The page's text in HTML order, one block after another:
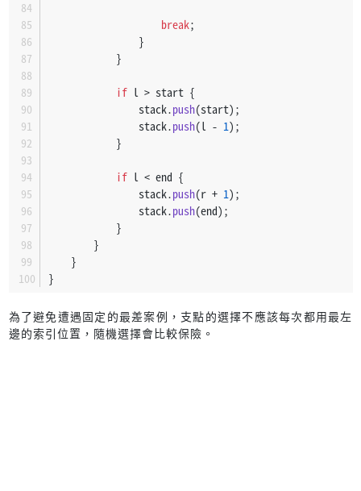
break;
                }
            }
if l > start {
                stack.
push(start);
                stack.
push(l - 1);
            }
if l < end {
                stack.
push(r + 1);
                stack.
push(end);
            }
        }
    }
}
為了避免遭遇固定的最差案例，支點的選擇不應該每次都用最左
邊的索引位置，隨機選擇會比較保險。